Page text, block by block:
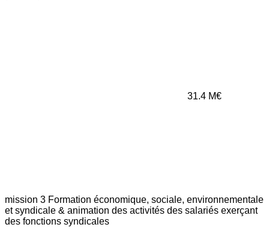
31.4 M€
mission 3 Formation économique, sociale, environnementale
et syndicale & animation des activités des salariés exerçant
des fonctions syndicales